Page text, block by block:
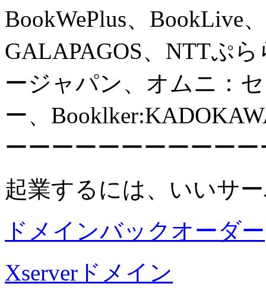
BookWePlus、BookLive
GALAPAGOS、NTTぷ
ージャパン、オムニ：
ー、
ーーーーーーーーーーー
起業するには、いいサ
ドメインバックオーダー
Xserverドメイン